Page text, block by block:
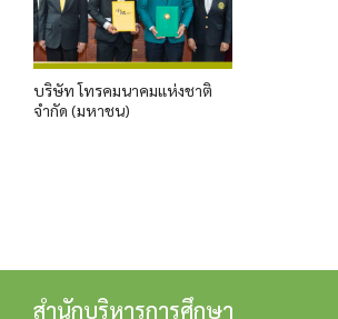
บริษัท โทรคมนาคมแห่งชาติ
จำกัด (มหาชน)
สำนักบริหารการศึกษา